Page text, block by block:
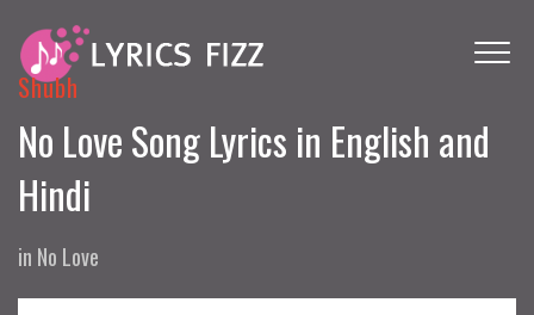
Shubh
No Love Song Lyrics in English and
Hindi
in No Love